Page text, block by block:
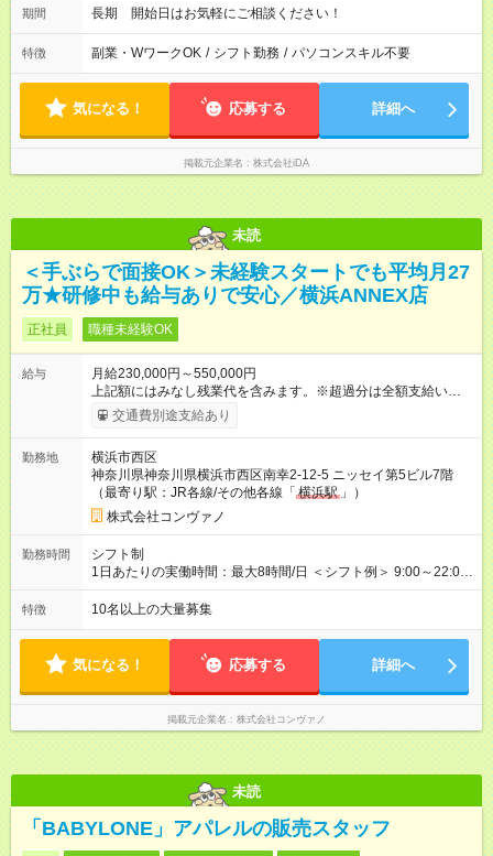
期間 長期 開始日はお気軽にご相談ください！
特徴 副業・WワークOK / シフト勤務 / パソコンスキル不要
気になる！ 応募する 詳細へ
掲載元企業名 株式会社iDA
未読
＜手ぶらで面接OK＞未経験スタートでも平均月27
万★研修中も給与ありで安心／横浜ANNEX店
正社員 職種未経験OK
給与
月給230,000円～550,000円
上記額にはみなし残業代を含みます。※超過分は全額支給いたし
ます。 みなし残業代 8,940円／月 みなし残業時間 5.5時間／月
上記には、月5.5時間分のみなし残業代(8，940円)を含む。超過
円～ （期間中は契約社員） ※社内基準を満たした場合は、その
後正規登用可 【年収例】 ◆エリアマネージャー 月給25万円＋役
職手当3万円＋インセン14万5，781円＝42万5，781円 ◆店長
月給 25万円＋役職手当1万円＋インセン8万2，547円＝34万2，
547円 ◆社員(役職なし) 月給23万円＋インセン1万4701円＝24
万4，701円 ＜別途支給手当＞ ・インセンティブ：月10万円以
上も可能！ ・賞与：年2回(6月/12月)※業績による ・交通費：月
たり) ・回数：随時 ・反映時期：次月の給与から ・評価手法：
社内評価に基づく ※あなたの頑張りをしっかり評価します！で
きることが増えるほどお給料に反映される環境です。 【試用期
間】試用期間あり 試用期間の長さ：6ヶ月 ※ 雇用形態と給与
に、本採用時と異なる部分があります。 雇用形態：中途採用
（契約社員） 給与：月給 220,000円以上 上記額にはみなし残業
代 8,552円／月 みなし残業時間 5.5時間／月
交通費別途支給あり
勤務地
横浜市西区
神奈川県神奈川県横浜市西区南幸2-12-5 ニッセイ第5ビル7階
（最寄り駅：JR各線/その他各線「 横浜駅 」）
株式会社コンヴァノ
勤務時間
シフト制
1日あたりの実働時間：最大8時間/日 ＜シフト例＞ 9:00～22:00
でのシフト制（実働8時間／休憩60分） ※残業時間は月平均で
10時間程度 ※営業時間は【平日】11：00～22：00、【土日祝】
ます。
特徴 10名以上の大量募集
気になる！ 応募する 詳細へ
掲載元企業名 株式会社コンヴァノ
未読
「BABYLONE」アパレルの販売スタッフ